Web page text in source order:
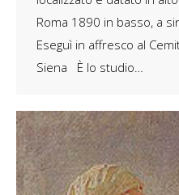
Roma 1890 in basso, a
Eseguì in affresco al
Siena È lo studio…